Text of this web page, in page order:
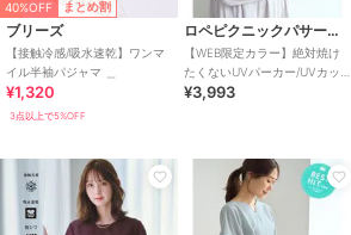
40%OFF まとめ割
ブリーズ
【接触冷感/吸水速乾】ワンマ
¥1,320
3点以上で5%OFF
ロペピクニックパサージュ
【WEB限定カラー】絶対焼け
たくないUVパーカー/UVカッ
ト・接触冷感
¥3,993